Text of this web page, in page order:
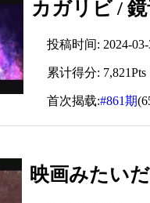
カガリビ /
投稿时间: 2024-03-
累计得分: 7,821Pts
首次揭载:#861期
映画みたい